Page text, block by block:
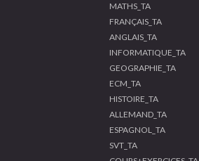
MATHS_TA
FRANÇAIS_TA
ANGLAIS_TA
INFORMATIQUE_TA
GEOGRAPHIE_TA
ECM_TA
HISTOIRE_TA
ALLEMAND_TA
ESPAGNOL_TA
SVT_TA